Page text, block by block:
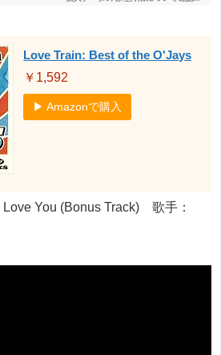
Love Train: Best of the O'Jays
￥1,592
▶ Amazonで購入
You (Bonus Track) 歌手：